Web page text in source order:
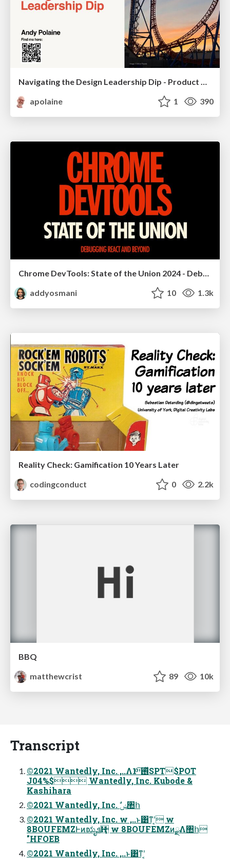
apolaine
1 390
Chrome DevTools: State of the Union 2024 - Debugging React & Beyond
addyosmani
10 1.3k
Reality Check: Gamification 10 Years Later
codingconduct
0 2.2k
BBQ
matthewcrist
89 10k
Transcript
©2021 Wantedly, Inc. ,..Λ࢖ͬͯײͨ͡1SPT$POT
J04%$ Wantedly, Inc. Kubode &
Kashihara
©2021 Wantedly, Inc. ࣗݾ঺հ
©2021 Wantedly, Inc. w ,..ͱ͸ͳʹ͔ w
8BOUFEMZͰͷಋೖܦҢ w 8BOUFEMZͷ࣮ྫΛ঺հ
"HFOEB
©2021 Wantedly, Inc. ,..ͱ͸ͳʹ͔